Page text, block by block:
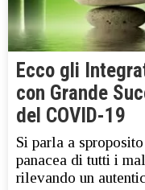
Ecco gli
con Grande
del COVID-19
Si parla a
panacea di tutti i
rilevando un